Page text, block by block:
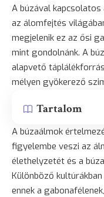
A búzával
az álomfejtés
megjelenik ez az ősi
mint gondolnánk. A
alapvető
mélyen gyökerező
Tartalom
A búzaálmok
figyelembe veszi az
élethelyzetét és a
Különböző
ennek a